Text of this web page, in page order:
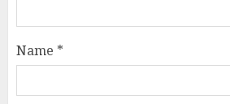
Name *